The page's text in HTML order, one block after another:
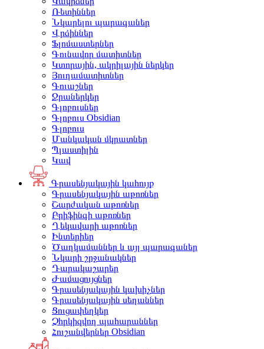
Ռետիններ
Նկարելու պարագաներ
Վրձիններ
Ֆլոմաստերներ
Գունավոր մատիտներ
Կտորային, ակրիլային ներկեր
Յուղամատիտներ
Գուաշներ
Ջրաներկեր
Գլոբուսներ
Գլոբուս Obsidian
Գլոբուս
Մանկական մկրատներ
Պլաստիլին
Կավ
Գրասենյակային կահույք
Գրասենյակային աթոռներ
Շարժական աթոռներ
Բրիֆինգի աթոռներ
Ղեկավարի աթոռներ
Ինտերիեր
Ծաղկամաններ և այլ պարագաներ
Նկարի շրջանակներ
Դարակաշարեր
Ժամացույցներ
Գրասենյակային կախիչներ
Գրասենյակային սեղաններ
Ցուցափեղկեր
Չհրկիզվող պահարաններ
Հուշանվերներ Obsidian